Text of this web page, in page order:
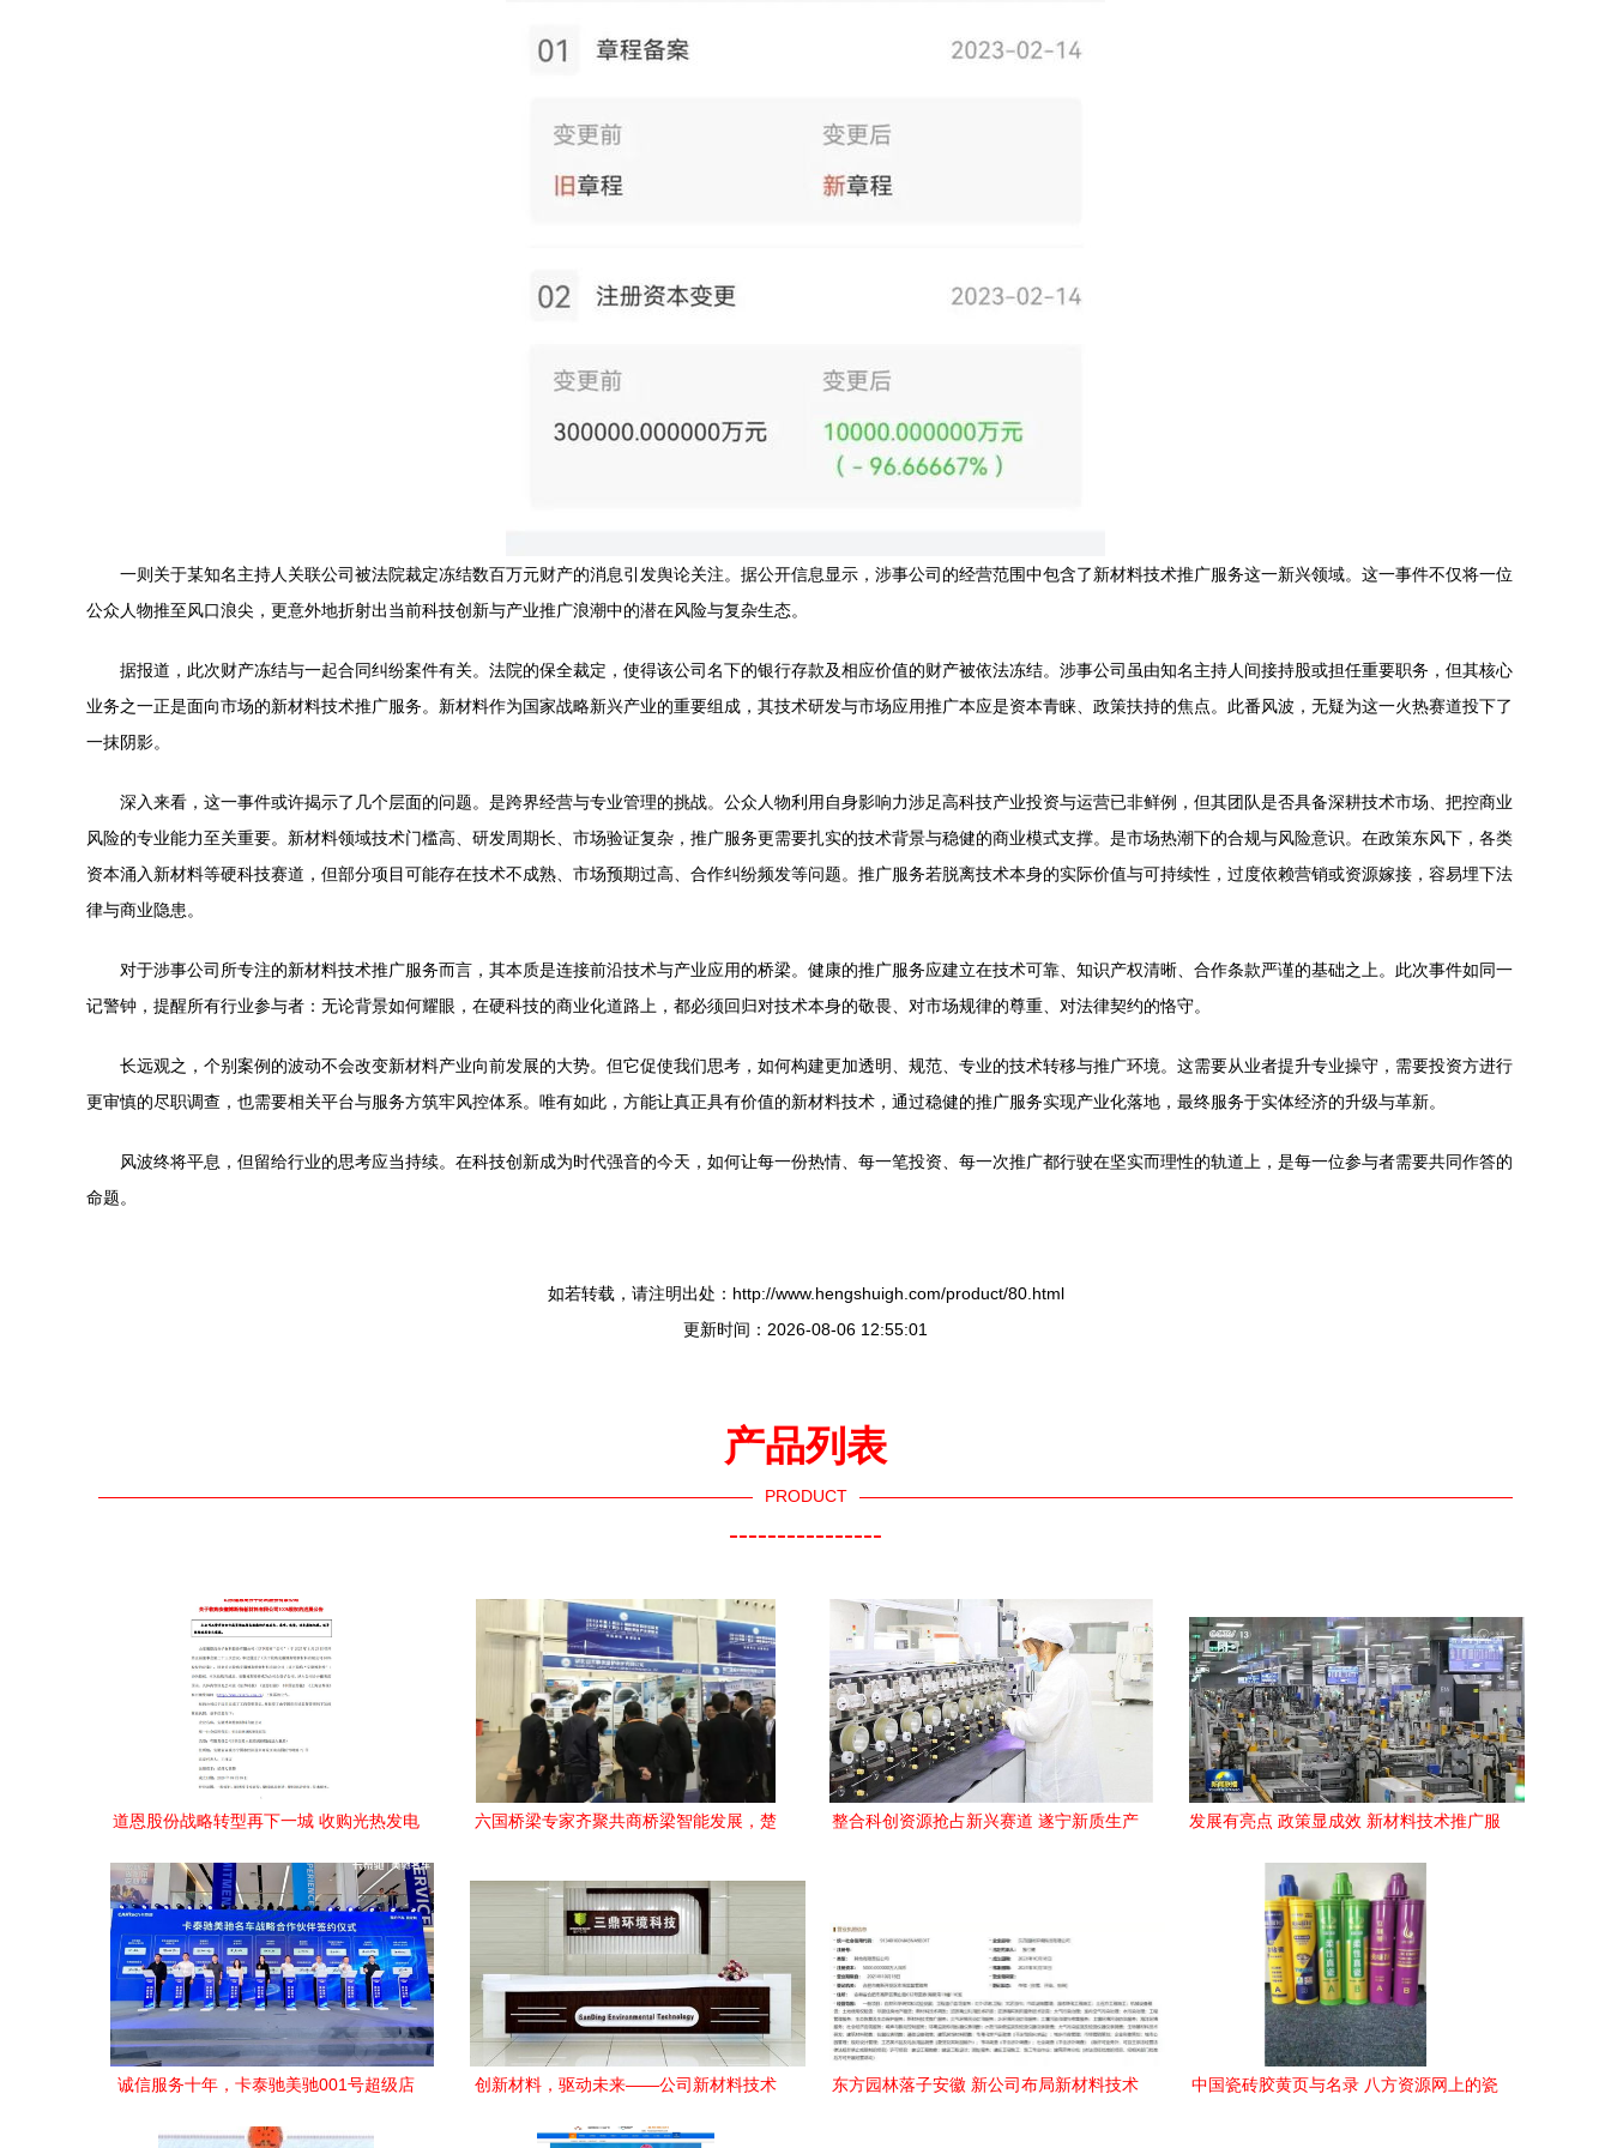
一则关于某知名主持人关联公司被法院裁定冻结数百万元财产的消息引发舆论关注。据公开信息显示，涉事公司的经营范围中包含了新材料技术推广服务这一新兴领域。这一事件不仅将一位
公众人物推至风口浪尖，更意外地折射出当前科技创新与产业推广浪潮中的潜在风险与复杂生态。
据报道，此次财产冻结与一起合同纠纷案件有关。法院的保全裁定，使得该公司名下的银行存款及相应价值的财产被依法冻结。涉事公司虽由知名主持人间接持股或担任重要职务，但其核心
业务之一正是面向市场的新材料技术推广服务。新材料作为国家战略新兴产业的重要组成，其技术研发与市场应用推广本应是资本青睐、政策扶持的焦点。此番风波，无疑为这一火热赛道投下了
一抹阴影。
深入来看，这一事件或许揭示了几个层面的问题。是跨界经营与专业管理的挑战。公众人物利用自身影响力涉足高科技产业投资与运营已非鲜例，但其团队是否具备深耕技术市场、把控商业
风险的专业能力至关重要。新材料领域技术门槛高、研发周期长、市场验证复杂，推广服务更需要扎实的技术背景与稳健的商业模式支撑。是市场热潮下的合规与风险意识。在政策东风下，各类
资本涌入新材料等硬科技赛道，但部分项目可能存在技术不成熟、市场预期过高、合作纠纷频发等问题。推广服务若脱离技术本身的实际价值与可持续性，过度依赖营销或资源嫁接，容易埋下法
律与商业隐患。
对于涉事公司所专注的新材料技术推广服务而言，其本质是连接前沿技术与产业应用的桥梁。健康的推广服务应建立在技术可靠、知识产权清晰、合作条款严谨的基础之上。此次事件如同一
记警钟，提醒所有行业参与者：无论背景如何耀眼，在硬科技的商业化道路上，都必须回归对技术本身的敬畏、对市场规律的尊重、对法律契约的恪守。
长远观之，个别案例的波动不会改变新材料产业向前发展的大势。但它促使我们思考，如何构建更加透明、规范、专业的技术转移与推广环境。这需要从业者提升专业操守，需要投资方进行
更审慎的尽职调查，也需要相关平台与服务方筑牢风控体系。唯有如此，方能让真正具有价值的新材料技术，通过稳健的推广服务实现产业化落地，最终服务于实体经济的升级与革新。
风波终将平息，但留给行业的思考应当持续。在科技创新成为时代强音的今天，如何让每一份热情、每一笔投资、每一次推广都行驶在坚实而理性的轨道上，是每一位参与者需要共同作答的
命题。
如若转载，请注明出处：http://www.hengshuigh.com/product/80.html
更新时间：2026-08-06 12:55:01
产品列表
PRODUCT
----------------
道恩股份战略转型再下一城 收购光热发电
地
六国桥梁专家齐聚共商桥梁智能发展，楚
整合科创资源抢占新兴赛道 遂宁新质生产
发展有亮点 政策显成效 新材料技术推广服
诚信服务十年，卡泰驰美驰001号超级店
创新材料，驱动未来——公司新材料技术
东方园林落子安徽 新公司布局新材料技术
中国瓷砖胶黄页与名录 八方资源网上的瓷